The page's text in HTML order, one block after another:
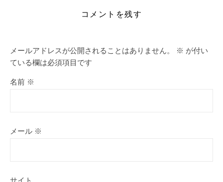
コメントを残す
メールアドレスが公開されることはありません。 ※ が付い
ている欄は必須項目です
名前 ※
メール ※
サイト